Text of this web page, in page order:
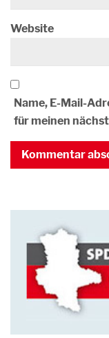
Website
Name, E-Mail-
für meinen